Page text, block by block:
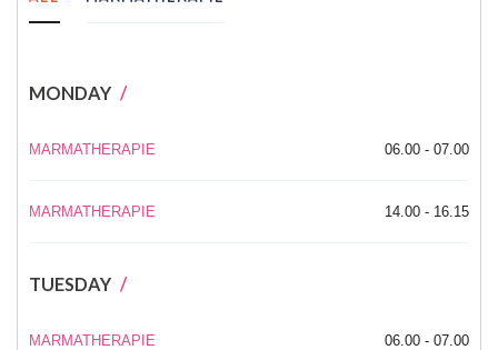
MONDAY
MARMATHERAPIE 06.00 - 07.00
MARMATHERAPIE 14.00 - 16.15
TUESDAY
MARMATHERAPIE 06.00 - 07.00